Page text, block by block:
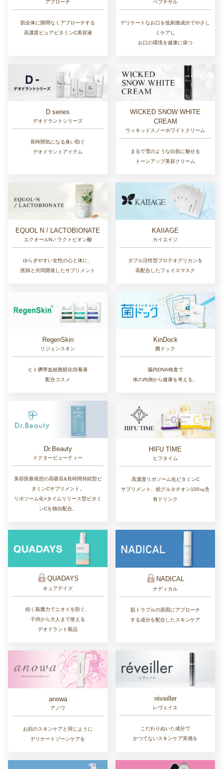
アプローチ
肌全体に隙間なくアプローチする
高濃度ピュアビタミンC美容液
ペプチサル
デリケートなお口を低刺激成分でやさし
くケアし
お口の環境を健康に保つ
D series
デオドラントシリーズ
長時間気になる臭い防ぐ
デオドラントアイテム
WICKED SNOW WHITE
CREAM
ウィキッドスノーホワイトクリーム
まるで雪のような白肌に魅せる
トーンアップ美容クリーム
EQUOL N / LACTOBIONATE
エクオールN／ラクトビオン酸
ゆらぎやすい女性の心と体に、
医師と共同開発したサプリメント
KAIIAGE
カイエイジ
ダブル活性型プロテオグリカンを
高配合したフェイスマスク
RegenSkin
リジェンスキン
ヒト臍帯血細胞順化培養液
配合コスメ
KinDock
菌ドック
腸内DNA検査で
体の内側から健康を考える。
Dr.Beauty
ドクタービューティー
美容医療発想の高吸収&長時間持続型ビ
タミンCサプリメント。
リポソーム化×タイムリリース型ビタミ
ンCを独自配合。
HIFU TIME
ヒフタイム
高濃度リポソーム化ビタミンC
サプリメント、総グルタチオン100㎎含
有ドリンク
QUADAYS
キュアデイズ
続く殺菌力でニオイを防ぐ、
子供から大人まで使える
デオドラント製品
NADICAL
ナディカル
肌トラブルの原因にアプローチ
する成分を配合したスキンケア
anowa
アノワ
お顔のスキンケアと同じように
デリケートゾーンケアを
réveiller
レヴェイエ
こだわりぬいた成分で
かつてないスキンケア実感を